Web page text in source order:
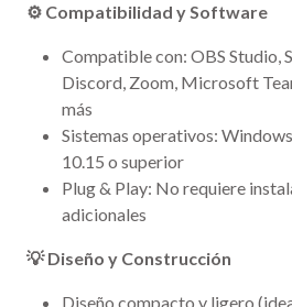
⚙️ Compatibilidad y Software
Compatible con: OBS Studio,
Discord, Zoom, Microsoft
más
Sistemas operativos:
10.15 o superior
Plug & Play: No requiere
adicionales
💡 Diseño y Construcción
Diseño compacto y ligero